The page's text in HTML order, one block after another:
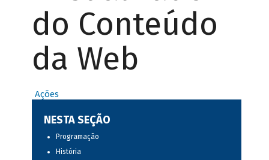
do Conteúdo
da Web
Ações
NESTA SEÇÃO
Programação
História